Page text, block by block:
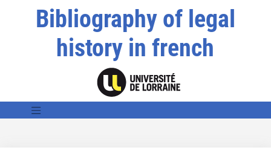
Bibliography of legal
history in french